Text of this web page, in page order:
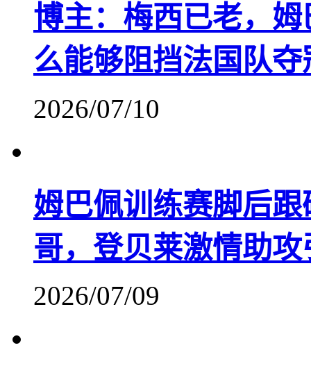
博主：梅西已老，
么能够阻挡法国队夺
2026/07/10
姆巴佩训练赛脚后
哥，登贝莱激情助攻
2026/07/09